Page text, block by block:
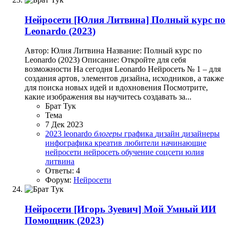
Нейросети [Юлия Литвина] Полный курс по
Leonardo (2023)
Автор: Юлия Литвина Название: Полный курс по
Leonardo (2023) Описание: Откройте для себя
возможности На сегодня Leonardo Нейросеть № 1 – для
создания артов, элементов дизайна, исходников, а также
для поиска новых идей и вдохновения Посмотрите,
какие изображения вы научитесь создавать за...
Брат Тук
Тема
7 Дек 2023
2023 leonardo блогеры графика дизайн дизайнеры
инфографика креатив любители начинающие
нейросети нейросеть обучение соцсети юлия
литвина
Ответы: 4
Форум: Нейросети
Нейросети [Игорь Зуевич] Мой Умный ИИ
Помощник (2023)